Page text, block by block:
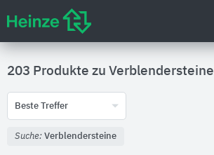
203 Produkte zu Verblendersteine
Beste Treffer
Suche: Verblendersteine